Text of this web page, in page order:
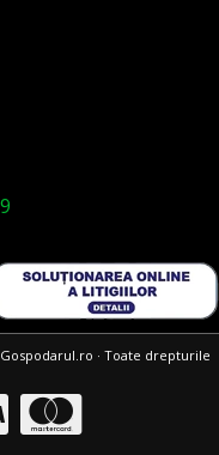
· Toate drepturile